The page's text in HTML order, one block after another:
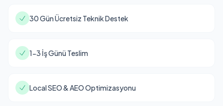
30 Gün Ücretsiz Teknik Destek
1-3 İş Günü Teslim
Local SEO & AEO Optimizasyonu